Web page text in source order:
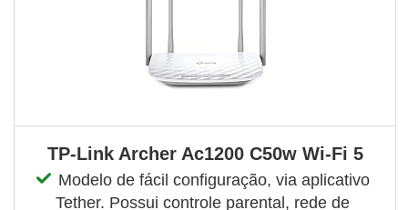
TP-Link Archer Ac1200 C50w Wi-Fi 5
Modelo de fácil configuração, via aplicativo
Tether. Possui controle parental, rede de